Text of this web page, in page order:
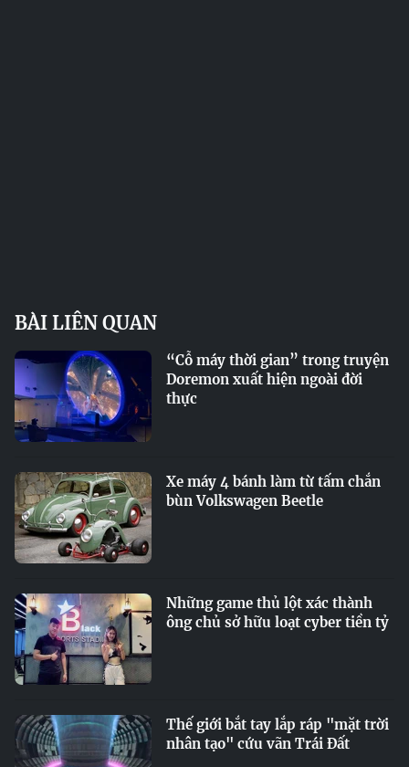
BÀI LIÊN QUAN
“Cỗ máy thời gian” trong truyện
Doremon xuất hiện ngoài đời
thực
Xe máy 4 bánh làm từ tấm chắn
bùn Volkswagen Beetle
Những game thủ lột xác thành
ông chủ sở hữu loạt cyber tiền tỷ
Thế giới bắt tay lắp ráp "mặt trời
nhân tạo" cứu vãn Trái Đất